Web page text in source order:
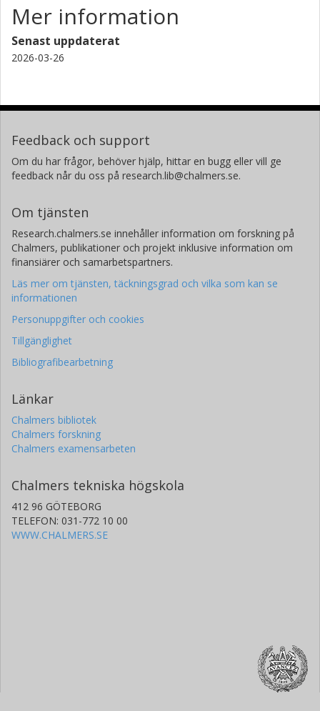
Mer information
Senast uppdaterat
2026-03-26
Feedback och support
Om du har frågor, behöver hjälp, hittar en bugg eller vill ge
feedback når du oss på research.lib@chalmers.se.
Om tjänsten
Research.chalmers.se innehåller information om forskning på
Chalmers, publikationer och projekt inklusive information om
finansiärer och samarbetspartners.
Läs mer om tjänsten, täckningsgrad och vilka som kan se
informationen
Personuppgifter och cookies
Tillgänglighet
Bibliografibearbetning
Länkar
Chalmers bibliotek
Chalmers forskning
Chalmers examensarbeten
Chalmers tekniska högskola
412 96 GÖTEBORG
TELEFON: 031-772 10 00
WWW.CHALMERS.SE